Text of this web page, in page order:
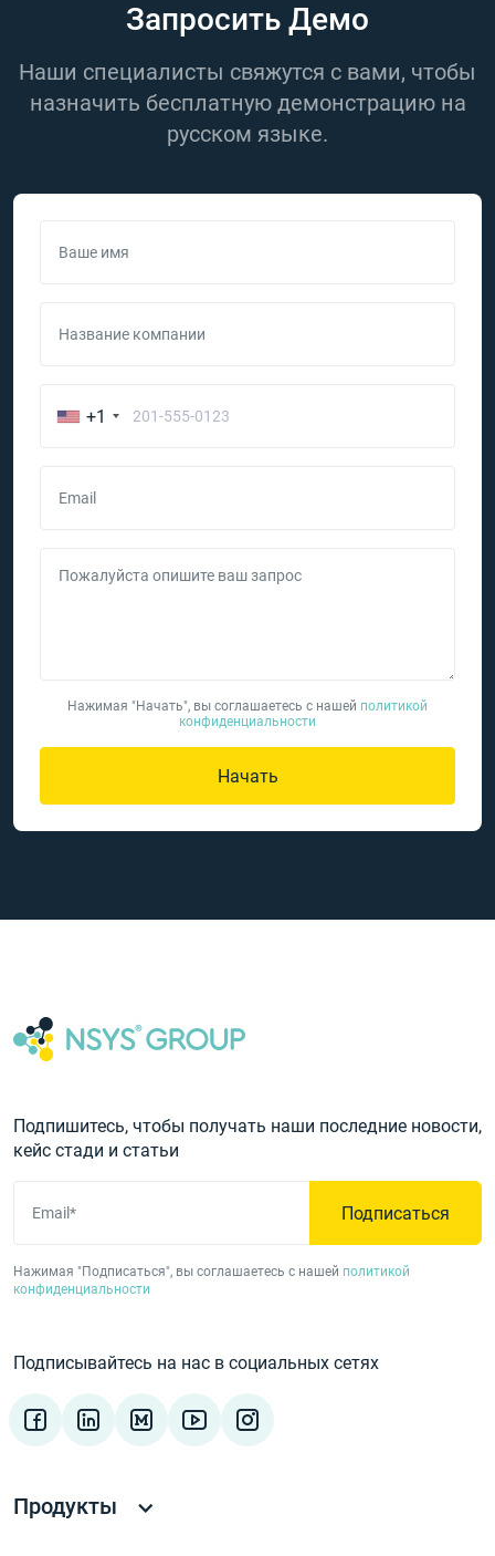
Запросить Демо
Наши специалисты свяжутся с вами, чтобы
назначить бесплатную демонстрацию на
русском языке.
Ваше имя
Название компании
+1
Email
Пожалуйста опишите ваш запрос
Нажимая "Начать", вы соглашаетесь с нашей политикой
конфиденциальности
Начать
Подпишитесь, чтобы получать наши последние новости,
кейс стади и статьи
Email* Подписаться
Нажимая "Подписаться", вы соглашаетесь с нашей политикой
конфиденциальности
Подписывайтесь на нас в социальных сетях
Продукты